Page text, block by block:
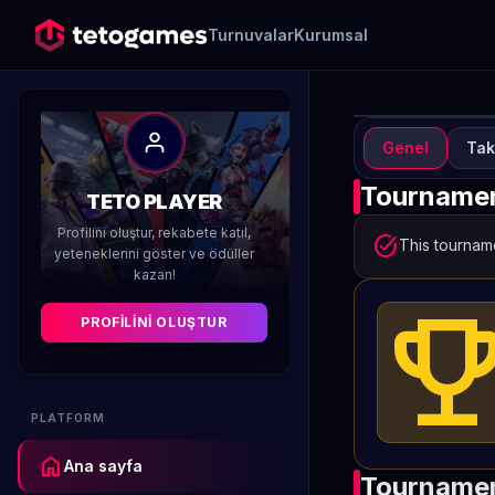
TurnuvalarKurumsal
TETO PLAYER
Profilini oluştur, rekabete katıl,
yeteneklerini göster ve ödüller
kazan!
PROFILINI OLUŞTUR
PLATFORM
home Ana sayfa
Düzenleyen
Genel
task_altThis